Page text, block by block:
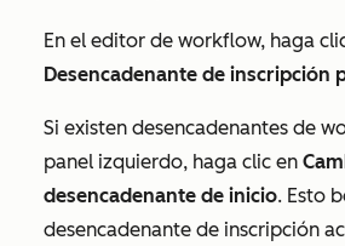
En el editor de workflow, haga
Desencadenante de inscripción
Si existen desencadenantes de
panel izquierdo, haga clic en
desencadenante de inicio. Esto
desencadenante de inscripción